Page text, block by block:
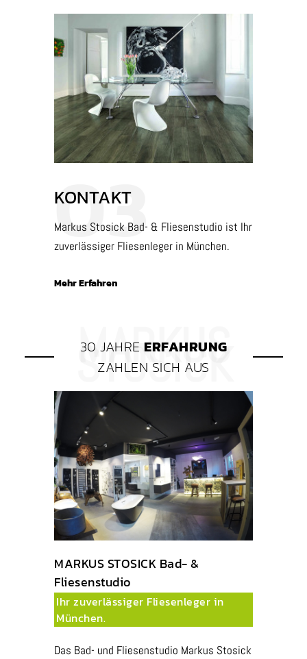
03
KONTAKT
Markus Stosick Bad- & Fliesenstudio ist Ihr
zuverlässiger Fliesenleger in München.
Mehr Erfahren
30 JAHRE ERFAHRUNG
ZAHLEN SICH AUS
MARKUS STOSICK Bad- &
Fliesenstudio
Ihr zuverlässiger Fliesenleger in
München.
Das Bad- und Fliesenstudio Markus Stosick